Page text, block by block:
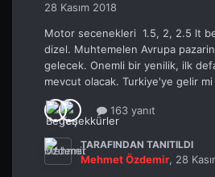
28 Kasım 2018
Motor secenekleri 1.5, 2, 2.5 lt
dizel. Muhtemelen Avrupa
gelecek. Onemli bir yenilik, ilk
mevcut olacak. Turkiye'ye gelir
163 yanıt
TARAFINDAN TANITILDI
Mehmet Özdemir, 28